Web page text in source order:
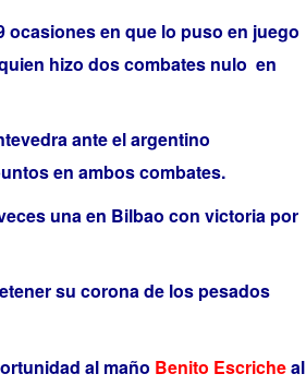
ocasiones en que lo puso en juego
hizo dos combates nulo en
ante el argentino
en ambos combates.
una en Bilbao con victoria por
su corona de los pesados
al maño Benito Escricheal